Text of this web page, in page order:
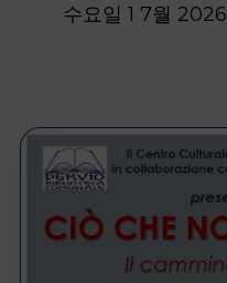
수요일 1 7월 2026